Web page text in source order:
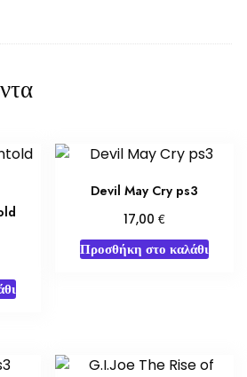
Devil May Cry ps3
17,00€
Προσθήκη στο καλάθι